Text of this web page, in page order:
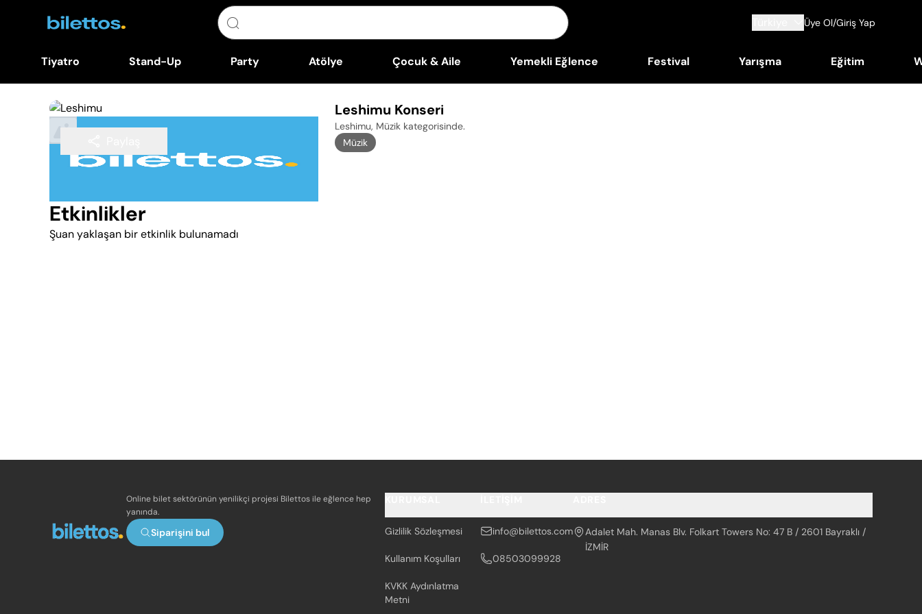
Üye Ol/Giriş Yap
Tiyatro Stand-Up Party Atölye Çocuk & Aile Yemekli Eğlence Festival Yarışma Eğitim
Leshimu Konseri
Leshimu, Müzik kategorisinde.
Müzik
Etkinlikler
Şuan yaklaşan bir etkinlik bulunamadı
Online bilet sektörünün yenilikçi projesi Bilettos ile eğlence hep
yanında.
Siparişini bul Gizlilik Sözleşmesi
Kullanım Koşulları
KVKK Aydınlatma
Metni
info@bilettos.com
08503099928
Adalet Mah. Manas Blv. Folkart Towers No: 47 B / 2601 Bayraklı /
İZMİR